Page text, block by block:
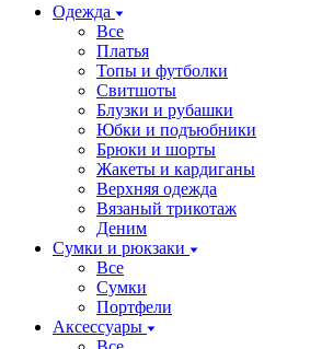
Одежда
Все
Платья
Топы и футболки
Свитшоты
Блузки и рубашки
Юбки и подъюбники
Брюки и шорты
Жакеты и кардиганы
Верхняя одежда
Вязаный трикотаж
Деним
Сумки и рюкзаки
Все
Сумки
Портфели
Аксессуары